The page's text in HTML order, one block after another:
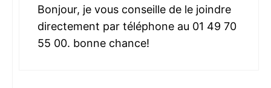
Bonjour, je vous conseille de le joindre
directement par téléphone au 01 49 70
55 00. bonne chance!